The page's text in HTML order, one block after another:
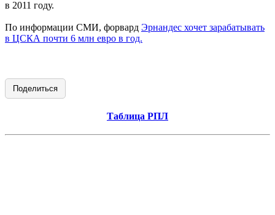
в 2011 году.
По информации СМИ, форвард Эрнандес хочет зарабатывать
в ЦСКА почти 6 млн евро в год.
Поделиться
Таблица РПЛ